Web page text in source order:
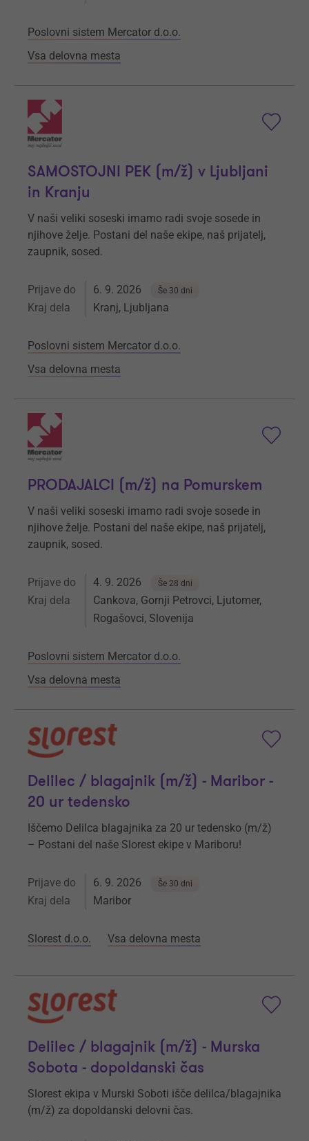
Poslovni sistem Mercator d.o.o.
Vsa delovna mesta
SAMOSTOJNI PEK (m/ž) v Ljubljani
in Kranju
V naši veliki soseski imamo radi svoje sosede in
njihove želje. Postani del naše ekipe, naš prijatelj,
zaupnik, sosed.
Prijave do 6. 9. 2026 Še 30 dni
Kraj dela Kranj, Ljubljana
Poslovni sistem Mercator d.o.o.
Vsa delovna mesta
PRODAJALCI (m/ž) na Pomurskem
V naši veliki soseski imamo radi svoje sosede in
njihove želje. Postani del naše ekipe, naš prijatelj,
zaupnik, sosed.
Prijave do 4. 9. 2026 Še 28 dni
Kraj dela
Cankova, Gornji Petrovci, Ljutomer,
Rogašovci, Slovenija
Poslovni sistem Mercator d.o.o.
Vsa delovna mesta
Delilec / blagajnik (m/ž) - Maribor -
20 ur tedensko
Iščemo Delilca blagajnika za 20 ur tedensko (m/ž)
– Postani del naše Slorest ekipe v Mariboru!
Prijave do 6. 9. 2026 Še 30 dni
Kraj dela Maribor
Slorest d.o.o. Vsa delovna mesta
Delilec / blagajnik (m/ž) - Murska
Sobota - dopoldanski čas
Slorest ekipa v Murski Soboti išče delilca/blagajnika
(m/ž) za dopoldanski delovni čas.